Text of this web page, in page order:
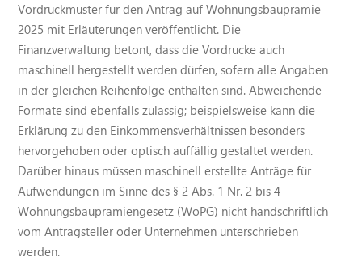
Vordruckmuster für den Antrag auf Wohnungsbauprämie
2025 mit Erläuterungen veröffentlicht. Die
Finanzverwaltung betont, dass die Vordrucke auch
maschinell hergestellt werden dürfen, sofern alle Angaben
in der gleichen Reihenfolge enthalten sind. Abweichende
Formate sind ebenfalls zulässig; beispielsweise kann die
Erklärung zu den Einkommensverhältnissen besonders
hervorgehoben oder optisch auffällig gestaltet werden.
Darüber hinaus müssen maschinell erstellte Anträge für
Aufwendungen im Sinne des § 2 Abs. 1 Nr. 2 bis 4
Wohnungsbauprämiengesetz (WoPG) nicht handschriftlich
vom Antragsteller oder Unternehmen unterschrieben
werden.